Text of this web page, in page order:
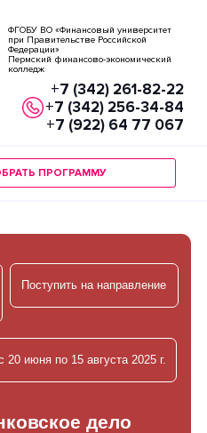
ФГОБУ ВО «Финансовый университет
при Правительстве Российской
Федерации»
Пермский финансово-экономический
колледж
+7 (342) 261-82-22
+7 (342) 256-34-84
+7 (922) 64 77 067
ПРОГРАММУ
Поступить на направление
июня по 15 августа 2025 г.
дело